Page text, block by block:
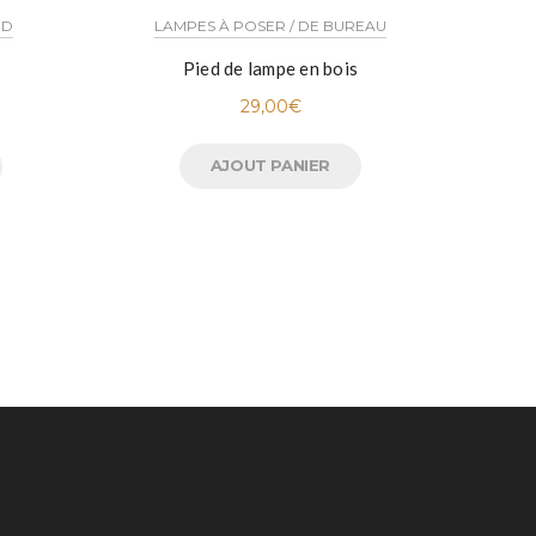
LAMPES À POSER / DE BUREAU
Pied de lampe en bois
29,00€
AJOUT PANIER